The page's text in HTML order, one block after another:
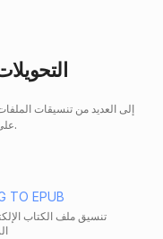
على القائمة الكاملة أدناه.
TO EPUB
تنسيق ملف الكتاب